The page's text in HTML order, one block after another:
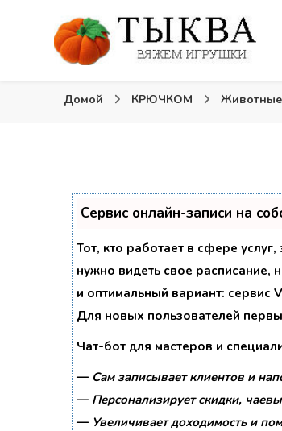
Тыква: Вяжем
Домой КРЮЧКОМ
Сервис онлайн-записи на
Тот, кто работает в сфере
нужно видеть свое
и оптимальный вариант: сервис
Для новых пользователей
Чат-бот для мастеров и
— Сам записывает клиентов и
— Персонализирует скидки,
— Увеличивает доходимость и